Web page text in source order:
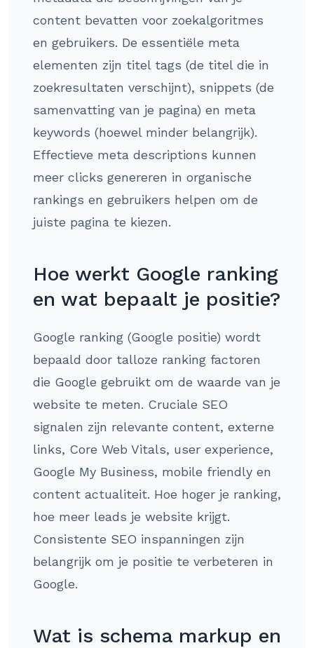
content bevatten voor zoekalgoritmes
en gebruikers. De essentiële meta
elementen zijn titel tags (de titel die in
zoekresultaten verschijnt), snippets (de
samenvatting van je pagina) en meta
keywords (hoewel minder belangrijk).
Effectieve meta descriptions kunnen
meer clicks genereren in organische
rankings en gebruikers helpen om de
juiste pagina te kiezen.
Hoe werkt Google ranking
en wat bepaalt je positie?
Google ranking (Google positie) wordt
bepaald door talloze ranking factoren
die Google gebruikt om de waarde van je
website te meten. Cruciale SEO
signalen zijn relevante content, externe
links, Core Web Vitals, user experience,
Google My Business, mobile friendly en
content actualiteit. Hoe hoger je ranking,
hoe meer leads je website krijgt.
Consistente SEO inspanningen zijn
belangrijk om je positie te verbeteren in
Google.
Wat is schema markup en